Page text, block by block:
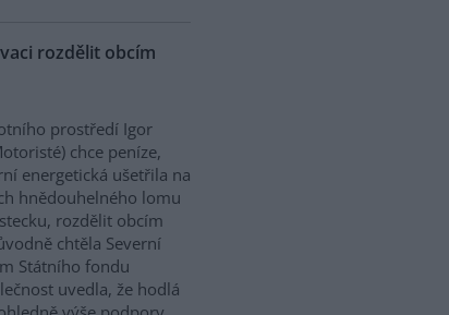
rozdělit obcím
prostředí Igor
chce peníze,
energetická ušetřila na
hnědouhelného lomu
rozdělit obcím
chtěla Severní
Státního fondu
uvedla, že hodlá